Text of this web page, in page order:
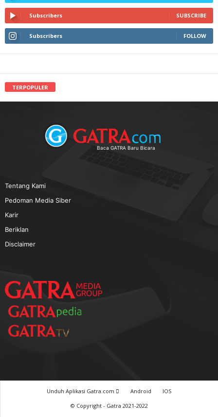
Subscribers SUBSCRIBE
Subscribers FOLLOW
TERPOPULER
Baca GATRA Baru Bicara